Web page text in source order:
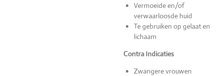
Vermoeide en/of
verwaarloosde huid
Te gebruiken op gelaat en
lichaam
Contra Indicaties
Zwangere vrouwen